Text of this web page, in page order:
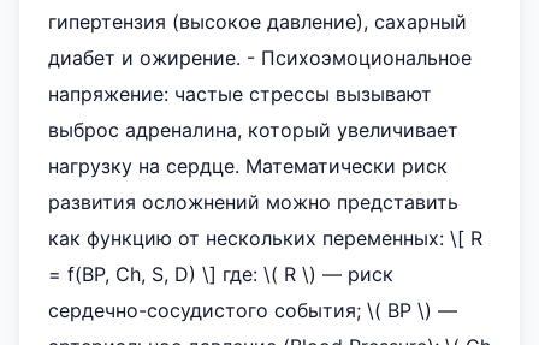
гипертензия (высокое давление), сахарный
диабет и ожирение. - Психоэмоциональное
напряжение: частые стрессы вызывают
выброс адреналина, который увеличивает
нагрузку на сердце. Математически риск
развития осложнений можно представить
как функцию от нескольких переменных: \[ R
= f(BP, Ch, S, D) \] где: \( R \) — риск
сердечно-сосудистого события; \( BP \) —